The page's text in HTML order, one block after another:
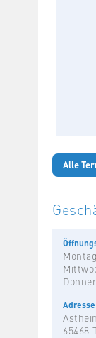
Alle
Montag
Adresse
65468